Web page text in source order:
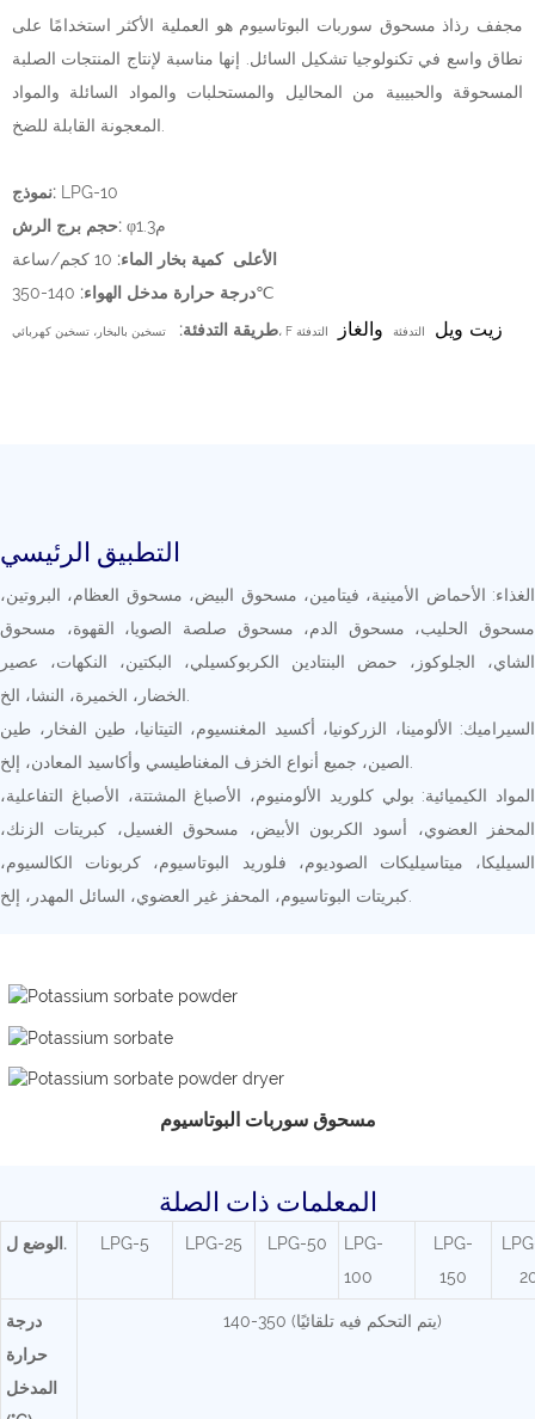
مجفف رذاذ مسحوق سوربات البوتاسيوم هو العملية الأكثر استخدامًا على
نطاق واسع في تكنولوجيا تشكيل السائل. إنها مناسبة لإنتاج المنتجات الصلبة
المسحوقة والحبيبية من المحاليل والمستحلبات والمواد السائلة والمواد
نموذج:
LPG-10
حجم برج الرش:
φم1.3
الأعلى كمية بخار الماء: 10 كجم/ساعة
درجة حرارة مدخل الهواء:140-350℃
طريقة التدفئة:تسخين بالبخار، تسخين كهربائي، F زيت ويل التدفئة والغاز التدفئة
التطبيق الرئيسي
الغذاء: الأحماض الأمينية، فيتامين، مسحوق البيض، مسحوق العظام، البروتين،
مسحوق الحليب، مسحوق الدم، مسحوق صلصة الصويا، القهوة، مسحوق
الشاي، الجلوكوز، حمض البنتادين الكربوكسيلي، البكتين، النكهات، عصير
السيراميك: الألومينا، الزركونيا، أكسيد المغنسيوم، التيتانيا، طين الفخار، طين
المواد الكيميائية: بولي كلوريد الألومنيوم، الأصباغ المشتتة، الأصباغ التفاعلية،
المحفز العضوي، أسود الكربون الأبيض، مسحوق الغسيل، كبريتات الزنك،
السيليكا، ميتاسيليكات الصوديوم، فلوريد البوتاسيوم، كربونات الكالسيوم،
مسحوق سوربات البوتاسيوم
المعلمات ذات الصلة
الوضع ل. LPG-5 LPG-25 LPG-50
LPG-
100
LPG-
150
درجة
حرارة
المدخل
140-350 (يتم التحكم فيه تلقائيًا)